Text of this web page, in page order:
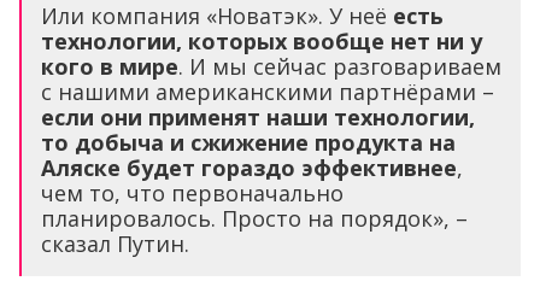
Или компания «Новатэк». У неё есть
технологии, которых вообще нет ни у
кого в мире. И мы сейчас разговариваем
с нашими американскими партнёрами –
если они применят наши технологии,
то добыча и сжижение продукта на
Аляске будет гораздо эффективнее,
чем то, что первоначально
планировалось. Просто на порядок», –
сказал Путин.